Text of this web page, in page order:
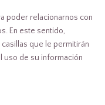
poder relacionarnos con
En este sentido,
que le permitirán
uso de su información